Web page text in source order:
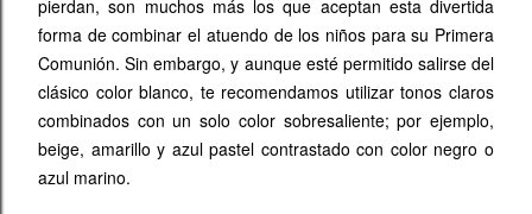
pierdan, son muchos más los que aceptan esta divertida
forma de combinar el atuendo de los niños para su Primera
Comunión. Sin embargo, y aunque esté permitido salirse del
clásico color blanco, te recomendamos utilizar tonos claros
combinados con un solo color sobresaliente; por ejemplo,
beige, amarillo y azul pastel contrastado con color negro o
azul marino.